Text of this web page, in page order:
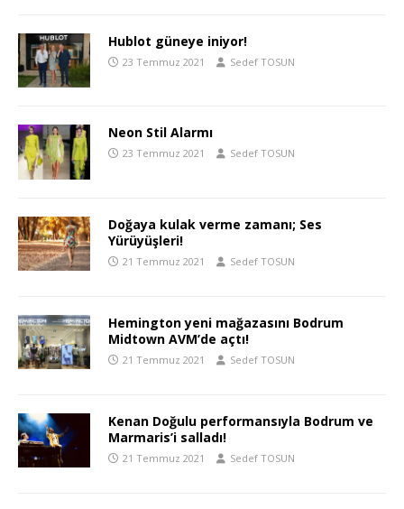
Hublot güneye iniyor!
23 Temmuz 2021 Sedef TOSUN
Neon Stil Alarmı
23 Temmuz 2021 Sedef TOSUN
Doğaya kulak verme zamanı; Ses
Yürüyüşleri!
21 Temmuz 2021 Sedef TOSUN
Hemington yeni mağazasını Bodrum
Midtown AVM’de açtı!
21 Temmuz 2021 Sedef TOSUN
Kenan Doğulu performansıyla Bodrum ve
Marmaris’i salladı!
21 Temmuz 2021 Sedef TOSUN